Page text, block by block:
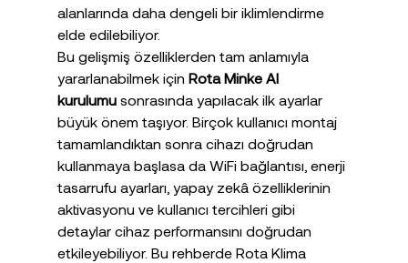
alanlarında daha dengeli bir iklimlendirme
elde edilebiliyor.
Bu gelişmiş özelliklerden tam anlamıyla
yararlanabilmek için Rota Minke AI
kurulumu sonrasında yapılacak ilk ayarlar
büyük önem taşıyor. Birçok kullanıcı montaj
tamamlandıktan sonra cihazı doğrudan
kullanmaya başlasa da WiFi bağlantısı, enerji
tasarrufu ayarları, yapay zekâ özelliklerinin
aktivasyonu ve kullanıcı tercihleri gibi
detaylar cihaz performansını doğrudan
etkileyebiliyor. Bu rehberde Rota Klima